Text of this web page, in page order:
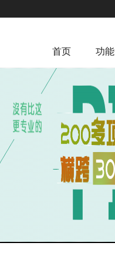
首页 功